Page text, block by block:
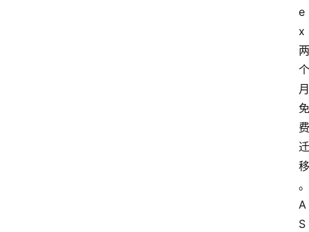
e
x
两
个
月
免
费
迁
移
。
A
S